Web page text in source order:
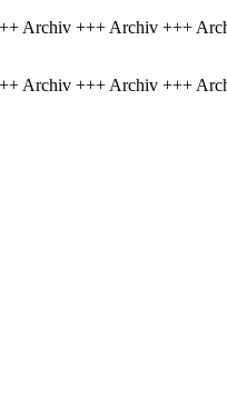
Archiv +++ Archiv +++
Archiv +++ Archiv +++